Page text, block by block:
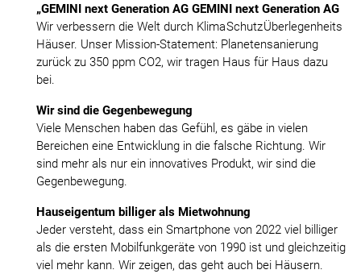
„GEMINI next Generation AG GEMINI next Generation AG
Wir verbessern die Welt durch Klima Schutz Überlegenheits
Häuser. Unser Mission-Statement: Planetensanierung
zurück zu 350 ppm CO2, wir tragen Haus für Haus dazu
bei.
Wir sind die Gegenbewegung
Viele Menschen haben das Gefühl, es gäbe in vielen
Bereichen eine Entwicklung in die falsche Richtung. Wir
sind mehr als nur ein innovatives Produkt, wir sind die
Gegenbewegung.
Hauseigentum billiger als Mietwohnung
Jeder versteht, dass ein Smartphone von 2022 viel billiger
als die ersten Mobilfunkgeräte von 1990 ist und gleichzeitig
viel mehr kann. Wir zeigen, das geht auch bei Häusern.